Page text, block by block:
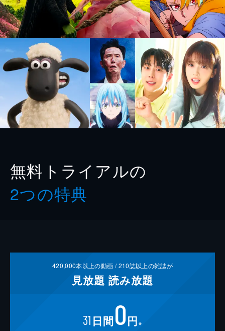
無料トライアルの
2つの特典
420,000本以上の動画 /210誌以上の雑誌が
見放題 読み放題
31 日間0円 ※